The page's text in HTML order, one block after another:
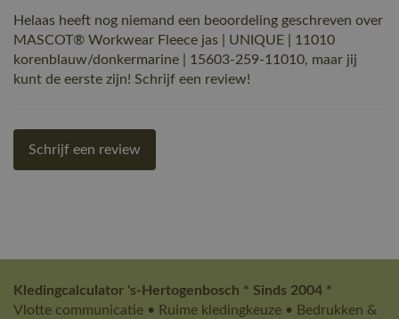
Helaas heeft nog niemand een beoordeling geschreven over
MASCOT® Workwear Fleece jas | UNIQUE | 11010
korenblauw/donkermarine | 15603-259-11010, maar jij
kunt de eerste zijn! Schrijf een review!
Schrijf een review
Kledingcalculator 's-Hertogenbosch * Sinds 2004 *
Vlotte communicatie • Ruime kledingkeuze • Bedrukken &